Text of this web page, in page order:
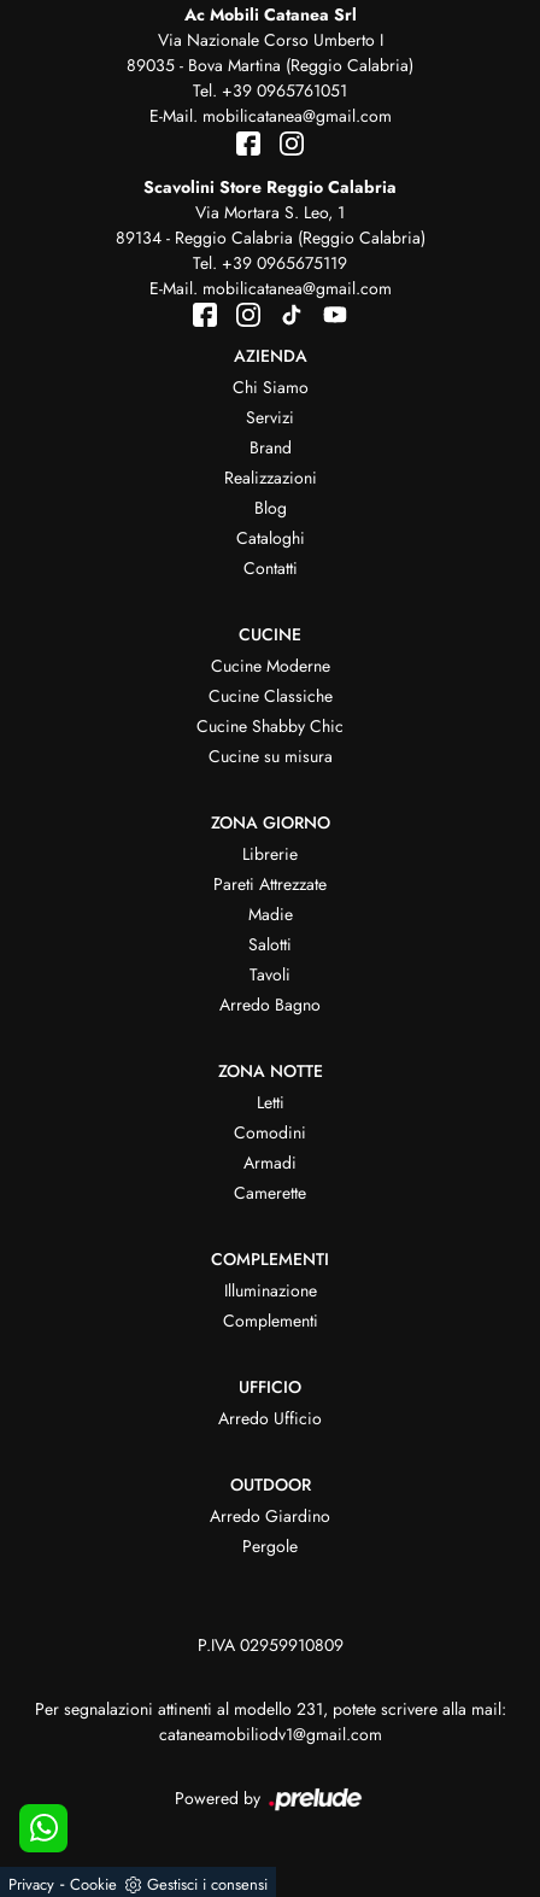
Ac Mobili Catanea Srl
Via Nazionale Corso Umberto I
89035 - Bova Martina (Reggio Calabria)
Tel. +39 0965761051
E-Mail. mobilicatanea@gmail.com
Scavolini Store Reggio Calabria
Via Mortara S. Leo, 1
89134 - Reggio Calabria (Reggio Calabria)
Tel. +39 0965675119
E-Mail. mobilicatanea@gmail.com
AZIENDA
Chi Siamo
Servizi
Brand
Realizzazioni
Blog
Cataloghi
Contatti
CUCINE
Cucine Moderne
Cucine Classiche
Cucine Shabby Chic
Cucine su misura
ZONA GIORNO
Librerie
Pareti Attrezzate
Madie
Salotti
Tavoli
Arredo Bagno
ZONA NOTTE
Letti
Comodini
Armadi
Camerette
COMPLEMENTI
Illuminazione
Complementi
UFFICIO
Arredo Ufficio
OUTDOOR
Arredo Giardino
Pergole
P.IVA 02959910809
Per segnalazioni attinenti al modello 231, potete scrivere alla mail:
cataneamobiliodv1@gmail.com
Powered by
Privacy - Cookie Gestisci i consensi